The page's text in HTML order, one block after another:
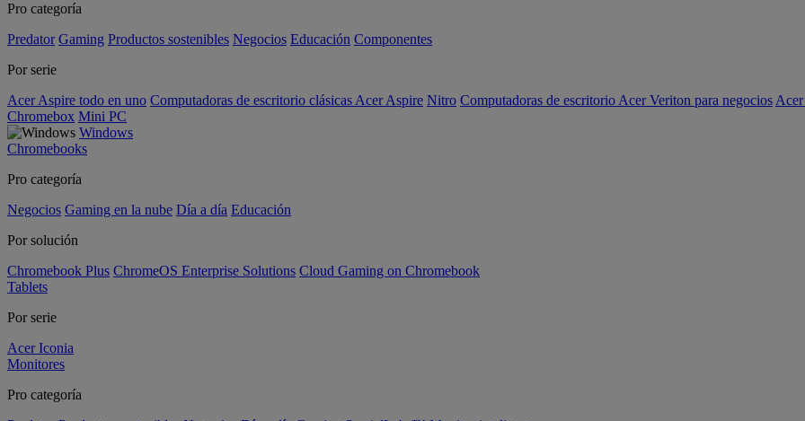
Pro categoría
Predator Gaming Productos sostenibles Negocios Educación Componentes
Por serie
Acer Aspire todo en uno Computadoras de escritorio clásicas Acer Aspire Nitro Computadoras de escritorio Acer Veriton para negocios
Chromebox Mini PC
Windows
Chromebooks
Pro categoría
Negocios Gaming en la nube Día a día Educación
Por solución
Chromebook Plus ChromeOS Enterprise Solutions Cloud Gaming on Chromebook
Tablets
Por serie
Acer Iconia
Monitores
Pro categoría